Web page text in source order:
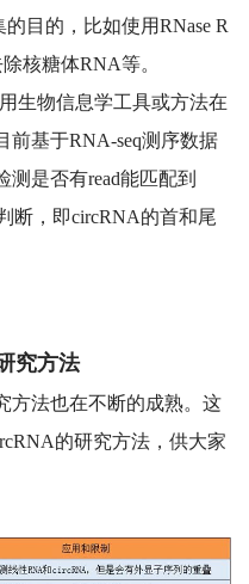
目的，比如使用RNase R
核糖体RNA等。
生物信息学工具或方法在
前基于RNA-seq测序数据
是否有read能匹配到
断，即circRNA的首和尾
究方法
方法也在不断的成熟。这
的研究方法，供大家